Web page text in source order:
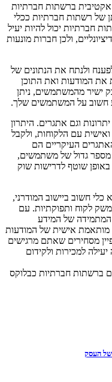
ברשתות חברתיות
של רשתות חברתיות ככלי
חברתיות יכול להיות יעיל
ולכן חברות מונעות
ולנתח את הנתונים של
המודעות ואת התוכן
ישיר מהמשתמשים, ניתן
חשוב על המשתמשים שלך.
וגם אתגרים. היתרון
עם הלקוחות, ולקבל
העיקריים הם
גדול של משתמשים,
שוטף לדרישות שוק
חשוב ביישוב המודרני,
לקוח ותפוקתיות. עם
של המידע
אישית של המודעות
מסחירים שאתם מרגישים
למכירות ולקידום
ברשתות חברתיות כבלוקס
העסק